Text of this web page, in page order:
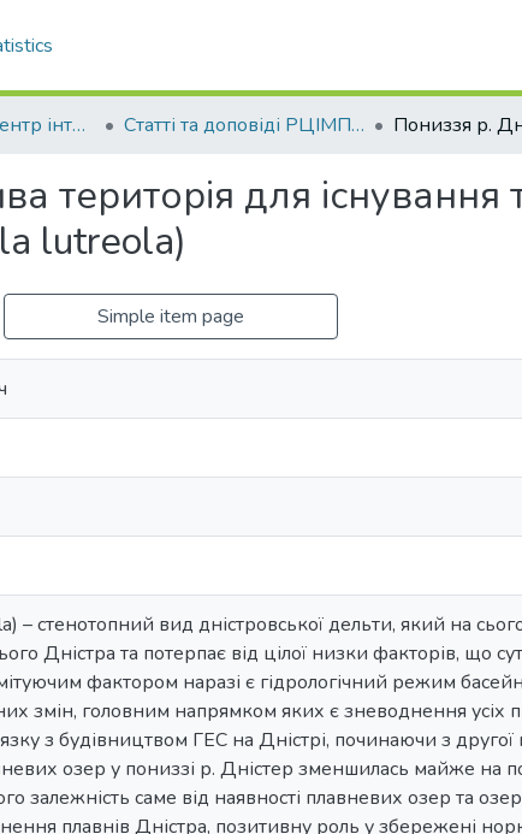
Регіональний центр інтегрованого моніторингу природного середовища та екологічних досліджень Статті та доповіді РЦІМПСЕД
територія для
lutreola)
Simple item page
– стенотопний вид дністровської дельти, який на
Дністра та потерпає від цілої низки факторів, що
фактором наразі є гідрологічний режим
змін, головним напрямком яких є зневоднення усіх
з будівництвом ГЕС на Дністрі, починаючи з
озер у пониззі р. Дністер зменшилась майже на
залежність саме від наявності плавневих озер та
плавнів Дністра, позитивну роль у збережені